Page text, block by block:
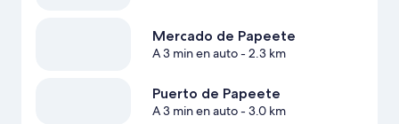
Mercado de Papeete
A 3 min en auto- 2.3 km
Puerto de Papeete
A 3 min en auto- 3.0 km